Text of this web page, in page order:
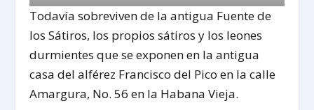
Todavía sobreviven de la antigua Fuente de
los Sátiros, los propios sátiros y los leones
durmientes que se exponen en la antigua
casa del alférez Francisco del Pico en la calle
Amargura, No. 56 en la Habana Vieja.